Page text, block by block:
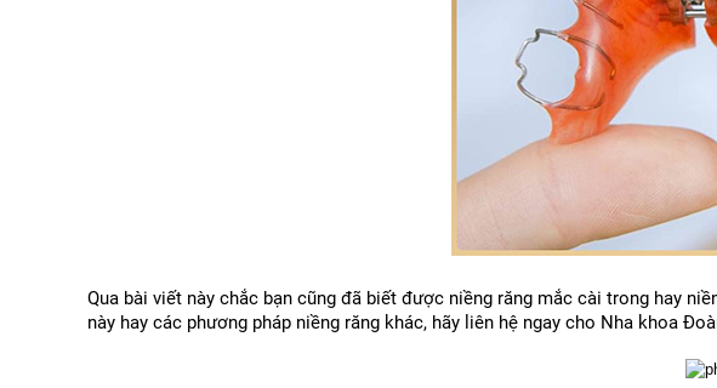
Qua bài viết này chắc bạn cũng đã biết được niềng răng mắc cài trong hay
này hay các phương pháp niềng răng khác, hãy liên hệ ngay cho Nha khoa